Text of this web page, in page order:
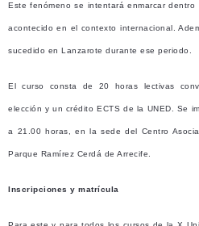
Este fenómeno se intentará enmarcar
acontecido en el contexto internacional.
sucedido en Lanzarote durante ese periodo.
El curso consta de 20 horas lectivas
elección y un crédito ECTS de la UNED. Se
a 21.00 horas, en la sede del Centro
Parque Ramírez Cerdá de Arrecife.
Inscripciones y matrícula